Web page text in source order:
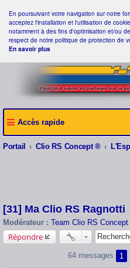
En poursuivant votre navigation sur notre
acceptez l'installation et l'utilisation de
notamment à des fins d'optimisation et/ou
respect de notre politique de protection de
En savoir plus
Accès rapide
Portail Clio RS Concept ®
[31] Ma Clio RS Ragnotti
Modérateur : Team Clio RS
Répondre
64 messages 1